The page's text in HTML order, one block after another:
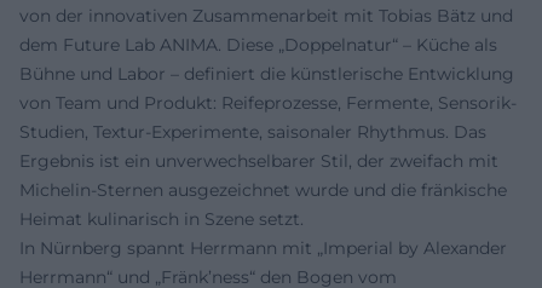
von der innovativen Zusammenarbeit mit Tobias Bätz und
dem Future Lab ANIMA. Diese „Doppelnatur“ – Küche als
Bühne und Labor – definiert die künstlerische Entwicklung
von Team und Produkt: Reifeprozesse, Fermente, Sensorik-
Studien, Textur-Experimente, saisonaler Rhythmus. Das
Ergebnis ist ein unverwechselbarer Stil, der zweifach mit
Michelin-Sternen ausgezeichnet wurde und die fränkische
Heimat kulinarisch in Szene setzt.
In Nürnberg spannt Herrmann mit „Imperial by Alexander
Herrmann“ und „Fränk’ness“ den Bogen vom